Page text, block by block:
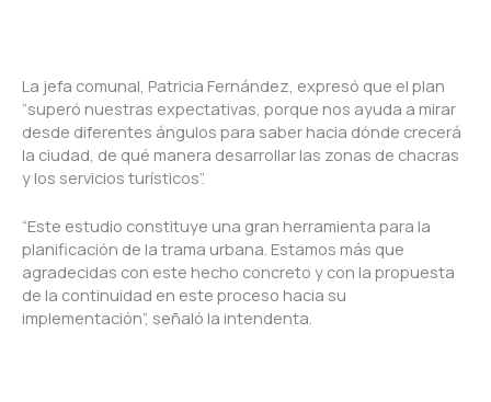
La jefa comunal, Patricia Fernández, expresó que el plan
“superó nuestras expectativas, porque nos ayuda a mirar
desde diferentes ángulos para saber hacia dónde crecerá
la ciudad, de qué manera desarrollar las zonas de chacras
y los servicios turísticos”.
“Este estudio constituye una gran herramienta para la
planificación de la trama urbana. Estamos más que
agradecidas con este hecho concreto y con la propuesta
de la continuidad en este proceso hacia su
implementación”, señaló la intendenta.